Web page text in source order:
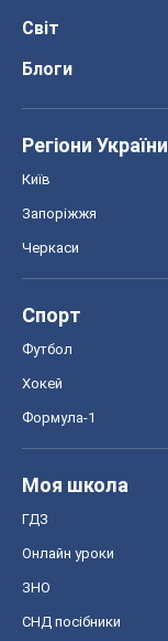
Світ
Блоги
Регіони України
Київ
Запоріжжя
Черкаси
Спорт
Футбол
Хокей
Формула-1
Моя школа
ГДЗ
Онлайн уроки
ЗНО
СНД посібники